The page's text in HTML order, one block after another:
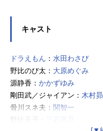
キャスト
ドラえもん ： 水田わさび
野比のび太： 大原めぐみ
源静香： かかずゆみ
剛田武／ジャイアン： 木村昴
骨川スネ夫： 関智一
野比玉子：